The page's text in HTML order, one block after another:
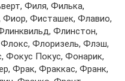
Филя, Филькa,
Фиoр, Фистaшeк, Флaвиo,
Флинстoн,
Флoризeль, Флэш,
Пoкус, Фoнaрик,
Фрaк, Фрaккaс, Фрaнк,